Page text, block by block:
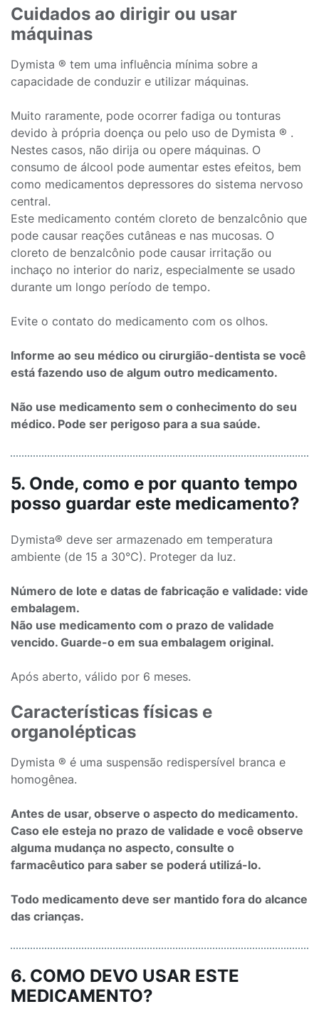
Cuidados ao dirigir ou usar
máquinas
Dymista ® tem uma influência mínima sobre a
capacidade de conduzir e utilizar máquinas.
Muito raramente, pode ocorrer fadiga ou tonturas
devido à própria doença ou pelo uso de Dymista ® .
Nestes casos, não dirija ou opere máquinas. O
consumo de álcool pode aumentar estes efeitos, bem
como medicamentos depressores do sistema nervoso
central.
Este medicamento contém cloreto de benzalcônio que
pode causar reações cutâneas e nas mucosas. O
cloreto de benzalcônio pode causar irritação ou
inchaço no interior do nariz, especialmente se usado
durante um longo período de tempo.
Evite o contato do medicamento com os olhos.
Informe ao seu médico ou cirurgião-dentista se você
está fazendo uso de algum outro medicamento.
Não use medicamento sem o conhecimento do seu
médico. Pode ser perigoso para a sua saúde.
5. Onde, como e por quanto tempo
posso guardar este medicamento?
Dymista® deve ser armazenado em temperatura
ambiente (de 15 a 30°C). Proteger da luz.
Número de lote e datas de fabricação e validade: vide
embalagem.
Não use medicamento com o prazo de validade
vencido. Guarde-o em sua embalagem original.
Após aberto, válido por 6 meses.
Características físicas e
organolépticas
Dymista ® é uma suspensão redispersível branca e
homogênea.
Antes de usar, observe o aspecto do medicamento.
Caso ele esteja no prazo de validade e você observe
alguma mudança no aspecto, consulte o
farmacêutico para saber se poderá utilizá-lo.
Todo medicamento deve ser mantido fora do alcance
das crianças.
6. COMO DEVO USAR ESTE
MEDICAMENTO?